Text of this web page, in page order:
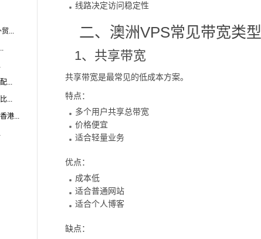
...
...
...
港...
线路决定访问稳定性
二、澳洲VPS常见带宽类型
1、共享带宽
共享带宽是最常见的低成本方案。
特点：
多个用户共享总带宽
价格便宜
适合轻量业务
优点：
成本低
适合普通网站
适合个人博客
缺点：